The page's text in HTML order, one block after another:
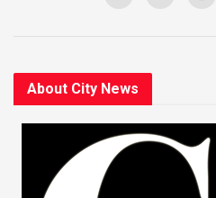
About City News